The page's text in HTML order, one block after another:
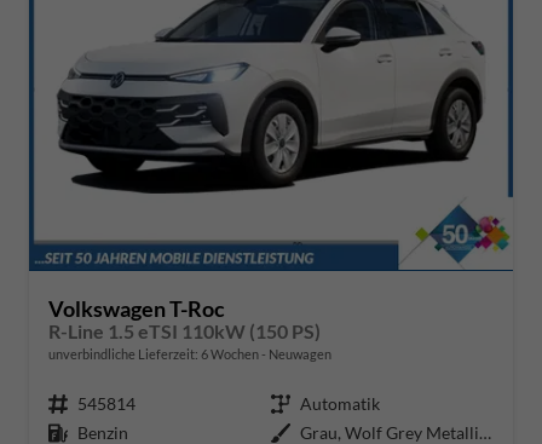
Volkswagen T-Roc
R-Line 1.5 eTSI 110kW (150 PS)
unverbindliche Lieferzeit: 6 Wochen Neuwagen
Fahrzeugnr. 545814 Getriebe Automatik
Kraftstoff Benzin Außenfarbe
Grau, Wolf Grey Metallic (A6)